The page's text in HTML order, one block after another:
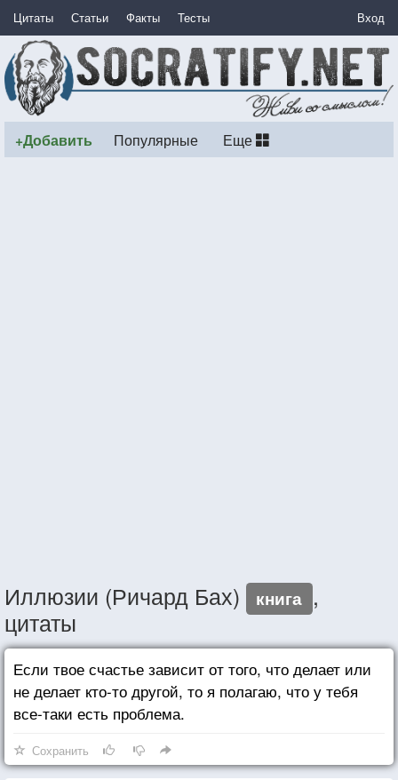
Цитаты Статьи Факты Тесты Вход
+Добавить Популярные Еще
Иллюзии (Ричард Бах) книга ,
цитаты
Если твое счастье зависит от того, что делает или
не делает кто-то другой, то я полагаю, что у тебя
все-таки есть проблема.
Сохранить